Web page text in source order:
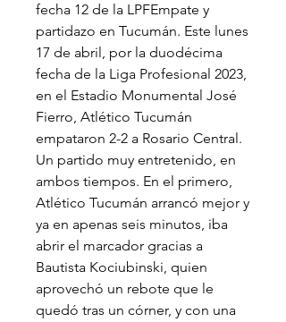
fecha 12 de la LPFEmpate y
partidazo en Tucumán. Este lunes
17 de abril, por la duodécima
fecha de la Liga Profesional 2023,
en el Estadio Monumental José
Fierro, Atlético Tucumán
empataron 2-2 a Rosario Central.
Un partido muy entretenido, en
ambos tiempos. En el primero,
Atlético Tucumán arrancó mejor y
ya en apenas seis minutos, iba
abrir el marcador gracias a
Bautista Kociubinski, quien
aprovechó un rebote que le
quedó tras un córner, y con una